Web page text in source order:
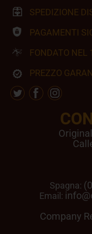
Spagna:
Email:
Company
SPEDIZIONE
PAGAMENTI
FONDATO NEL
PREZZO